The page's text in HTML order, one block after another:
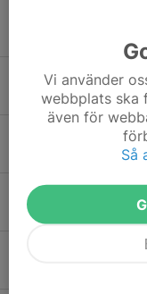
Startlista
Inbjudan
9 mar, 09:28
Resultat
7 mar, 15:55
Inbjudan
Vi använder
webbplats ska
även för
Så